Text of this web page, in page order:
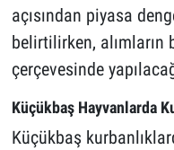
açısından piyasa
belirtilirken, alımların
çerçevesinde
Küçükbaş Hayvanlarda
Küçükbaş